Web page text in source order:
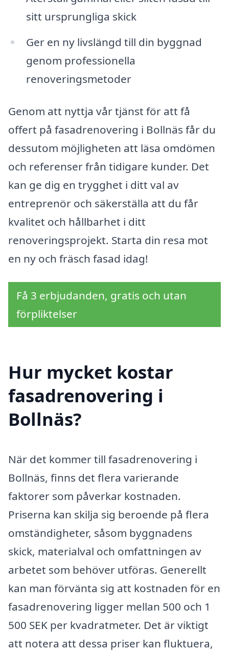
sitt ursprungliga skick
Ger en ny livslängd till din byggnad
genom professionella
renoveringsmetoder
Genom att nyttja vår tjänst för att få
offert på fasadrenovering i Bollnäs får du
dessutom möjligheten att läsa omdömen
och referenser från tidigare kunder. Det
kan ge dig en trygghet i ditt val av
entreprenör och säkerställa att du får
kvalitet och hållbarhet i ditt
renoveringsprojekt. Starta din resa mot
en ny och fräsch fasad idag!
Få 3 erbjudanden, gratis och utan
förpliktelser
Hur mycket kostar
fasadrenovering i
Bollnäs?
När det kommer till fasadrenovering i
Bollnäs, finns det flera varierande
faktorer som påverkar kostnaden.
Priserna kan skilja sig beroende på flera
omständigheter, såsom byggnadens
skick, materialval och omfattningen av
arbetet som behöver utföras. Generellt
kan man förvänta sig att kostnaden för en
fasadrenovering ligger mellan 500 och 1
500 SEK per kvadratmeter. Det är viktigt
att notera att dessa priser kan fluktuera,